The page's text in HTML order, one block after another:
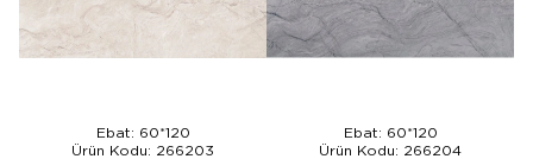
Ebat: 60*120
Ürün Kodu: 266203
Ebat: 60*120
Ürün Kodu: 266204